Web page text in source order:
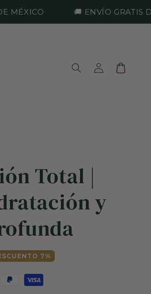
🚚 ENVÍO GRATIS
Iniciar
sesión
Carrito
Total |
y
7%